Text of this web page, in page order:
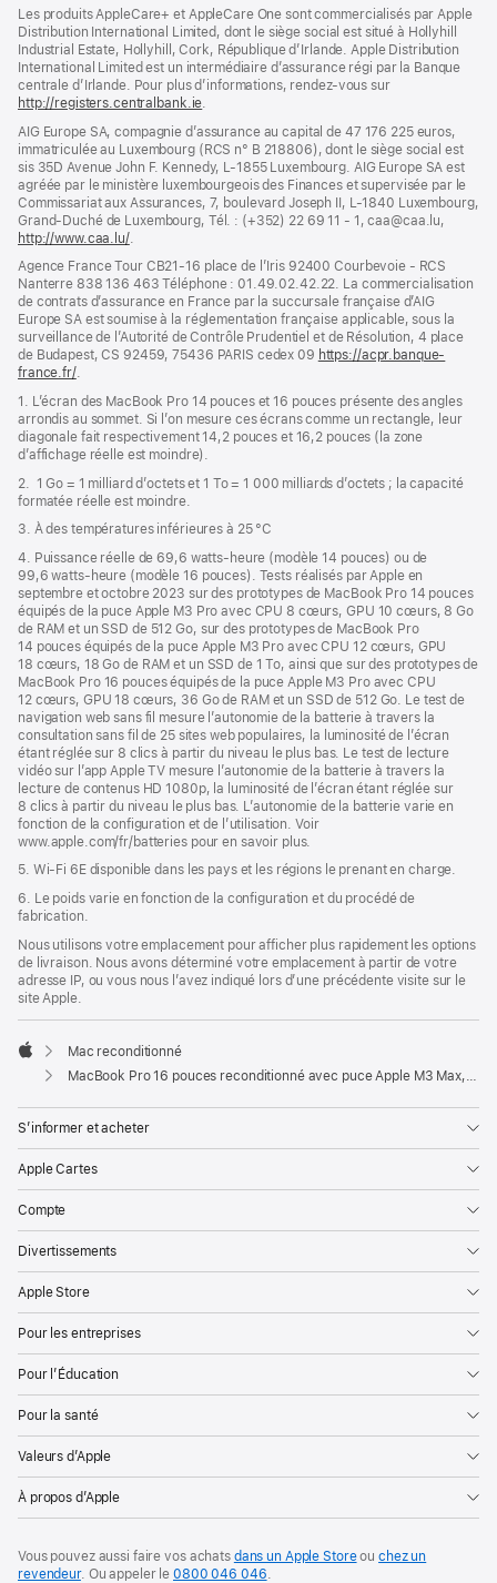
fenêtre)
Les produits AppleCare+ et AppleCare One sont commercialisés par Apple
Distribution International Limited, dont le siège social est situé à Hollyhill
Industrial Estate, Hollyhill, Cork, République d’Irlande. Apple Distribution
International Limited est un intermédiaire d’assurance régi par la Banque
centrale d’Irlande. Pour plus d’informations, rendez-vous sur
http://registers.centralbank.ie(s’ouvre
une
nouvelle
fenêtre)
.
AIG Europe SA, compagnie d’assurance au capital de 47 176 225 euros,
immatriculée au Luxembourg (RCS n° B 218806), dont le siège social est
sis 35D Avenue John F. Kennedy, L-1855 Luxembourg. AIG Europe SA est
agréée par le ministère luxembourgeois des Finances et supervisée par le
Commissariat aux Assurances, 7, boulevard Joseph II, L-1840 Luxembourg,
Grand-Duché de Luxembourg, Tél. : (+352) 22 69 11 - 1, caa@caa.lu,
http://www.caa.lu/(s’ouvre
une
nouvelle
fenêtre)
.
Agence France Tour CB21-16 place de l’Iris 92400 Courbevoie - RCS
Nanterre 838 136 463 Téléphone : 01.49.02.42.22. La commercialisation
de contrats d’assurance en France par la succursale française d’AIG
Europe SA est soumise à la réglementation française applicable, sous la
surveillance de l’Autorité de Contrôle Prudentiel et de Résolution, 4 place
de Budapest, CS 92459, 75436 PARIS cedex 09 https://acpr.banque-
france.fr/(s’ouvre
une
nouvelle
fenêtre)
.
1. L’écran des MacBook Pro 14 pouces et 16 pouces présente des angles
arrondis au sommet. Si l’on mesure ces écrans comme un rectangle, leur
diagonale fait respectivement 14,2 pouces et 16,2 pouces (la zone
d’affichage réelle est moindre).
2. 1 Go = 1 milliard d’octets et 1 To = 1 000 milliards d’octets ; la capacité
formatée réelle est moindre.
3. À des températures inférieures à 25 °C
4. Puissance réelle de 69,6 watts-heure (modèle 14 pouces) ou de
99,6 watts-heure (modèle 16 pouces). Tests réalisés par Apple en
septembre et octobre 2023 sur des prototypes de MacBook Pro 14 pouces
équipés de la puce Apple M3 Pro avec CPU 8 cœurs, GPU 10 cœurs, 8 Go
de RAM et un SSD de 512 Go, sur des prototypes de MacBook Pro
14 pouces équipés de la puce Apple M3 Pro avec CPU 12 cœurs, GPU
18 cœurs, 18 Go de RAM et un SSD de 1 To, ainsi que sur des prototypes de
MacBook Pro 16 pouces équipés de la puce Apple M3 Pro avec CPU
12 cœurs, GPU 18 cœurs, 36 Go de RAM et un SSD de 512 Go. Le test de
navigation web sans fil mesure l’autonomie de la batterie à travers la
consultation sans fil de 25 sites web populaires, la luminosité de l’écran
étant réglée sur 8 clics à partir du niveau le plus bas. Le test de lecture
vidéo sur l’app Apple TV mesure l’autonomie de la batterie à travers la
lecture de contenus HD 1080p, la luminosité de l’écran étant réglée sur
8 clics à partir du niveau le plus bas. L’autonomie de la batterie varie en
fonction de la configuration et de l’utilisation. Voir
www.apple.com/fr/batteries pour en savoir plus.
5. Wi-Fi 6E disponible dans les pays et les régions le prenant en charge.
6. Le poids varie en fonction de la configuration et du procédé de
fabrication.
Nous utilisons votre emplacement pour afficher plus rapidement les options
de livraison. Nous avons déterminé votre emplacement à partir de votre
adresse IP, ou vous nous l’avez indiqué lors d’une précédente visite sur le
site Apple.
Apple
Mac reconditionné
MacBook Pro 16 pouces reconditionné avec puce Apple M3 Max, CPU 16 cœurs et GPU 40 cœurs - Argent
S’informer et acheter
Apple Cartes
Compte
Divertissements
Apple Store
Pour les entreprises
Pour l’Éducation
Pour la santé
Valeurs d’Apple
À propos d’Apple
Vous pouvez aussi faire vos achats dans un Apple Storeouchez un
revendeur. Ouappeler le0800 046 046.